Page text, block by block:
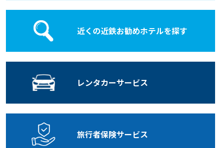
近くの近鉄お勧めホテルを探す
レンタカーサービス
旅行者保険サービス